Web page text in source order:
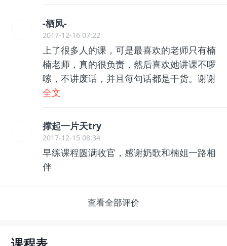
-栖凤-
2017-12-16 07:22
上了很多人的课，可是最喜欢的老师只有楠
楠老师，真的很负责，然后喜欢她讲课不啰
嗦，不讲废话，并且每句话都是干货。谢谢
楠楠
全文
撑起一片天try
2017-12-15 08:34
早练课程圆满收官，感谢奶歌和楠姐一路相
伴
查看全部评价